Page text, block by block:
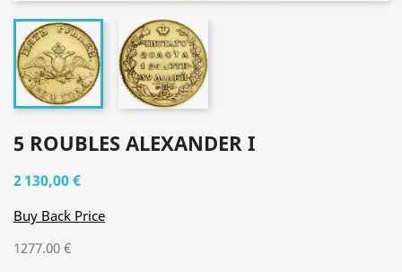
5 ROUBLES ALEXANDER I
2 130,00 €
Buy Back Price
1277.00 €